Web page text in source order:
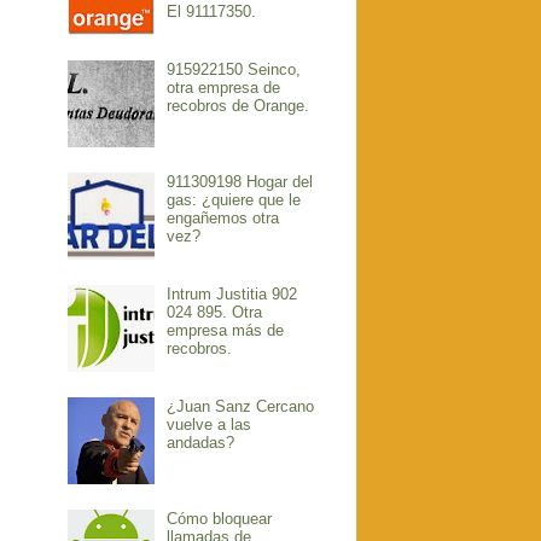
El 91117350.
915922150 Seinco,
otra empresa de
recobros de Orange.
911309198 Hogar del
gas: ¿quiere que le
engañemos otra
vez?
Intrum Justitia 902
024 895. Otra
empresa más de
recobros.
¿Juan Sanz Cercano
vuelve a las
andadas?
Cómo bloquear
llamadas de